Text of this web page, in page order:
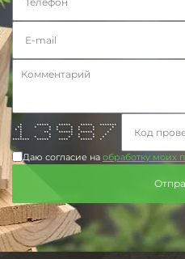
* ***** ***** ***** *******
** * * * * * * *
* * * * * * * *
* ** ****** ***** *
* * * * * *
* * * * * * *
******* ***** **** ***** *
Даю согласие на обработку моих